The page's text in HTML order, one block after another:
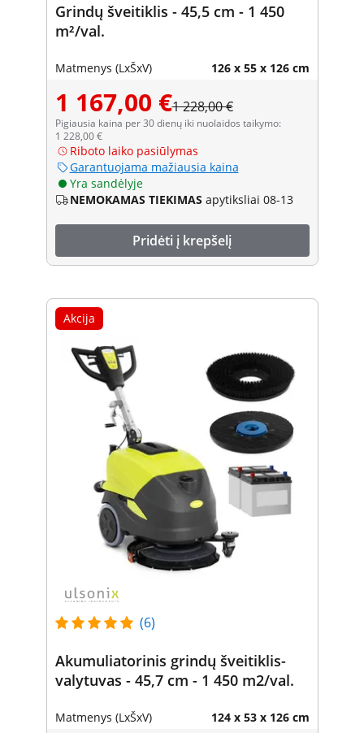
Grindų šveitiklis - 45,5 cm - 1 450
m²/val.
Matmenys (LxŠxV) 126 x 55 x 126 cm
1 167,00 €1 228,00 €
Pigiausia kaina per 30 dienų iki nuolaidos taikymo:
1 228,00 €
Riboto laiko pasiūlymas
Garantuojama mažiausia kaina
Yra sandėlyje
NEMOKAMAS TIEKIMAS apytiksliai 08-13
Pridėti į krepšelį
Akcija
(6)
Akumuliatorinis grindų šveitiklis-
valytuvas - 45,7 cm - 1 450 m2/val.
Matmenys (LxŠxV) 124 x 53 x 126 cm